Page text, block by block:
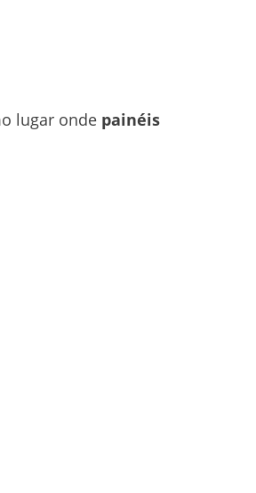
lugar onde painéis